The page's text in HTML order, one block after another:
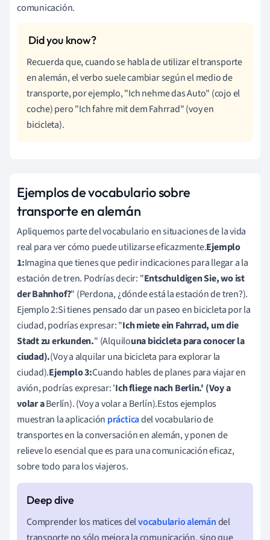
comunicación.
Recuerda que, cuando se habla de utilizar el transporte
en alemán, el verbo suele cambiar según el medio de
transporte, por ejemplo, "Ich nehme das Auto" (cojo el
coche) pero "Ich fahre mit dem Fahrrad" (voy en
bicicleta).
Ejemplos de vocabulario sobre
transporte en alemán
Apliquemos parte del vocabulario en situaciones de la vida
real para ver cómo puede utilizarse eficazmente.Ejemplo
1:Imagina que tienes que pedir indicaciones para llegar a la
estación de tren. Podrías decir: "Entschuldigen Sie, wo ist
der Bahnhof?" (Perdona, ¿dónde está la estación de tren?).
Ejemplo 2:Si tienes pensado dar un paseo en bicicleta por la
ciudad, podrías expresar: "Ich miete ein Fahrrad, um die
Stadt zu erkunden." (Alquilouna bicicleta para conocer la
ciudad).(Voy a alquilar una bicicleta para explorar la
ciudad).Ejemplo 3:Cuando hables de planes para viajar en
avión, podrías expresar: 'Ich fliege nach Berlin.' (Voy a
volar aBerlín). (Voy a volar a Berlín).Estos ejemplos
muestran la aplicación prácticadel vocabulario de
transportes en la conversación en alemán, y ponen de
relieve lo esencial que es para una comunicación eficaz,
sobre todo para los viajeros.
Comprender los matices delvocabulario alemándel
transporte no sólo mejora la comunicación, sino que